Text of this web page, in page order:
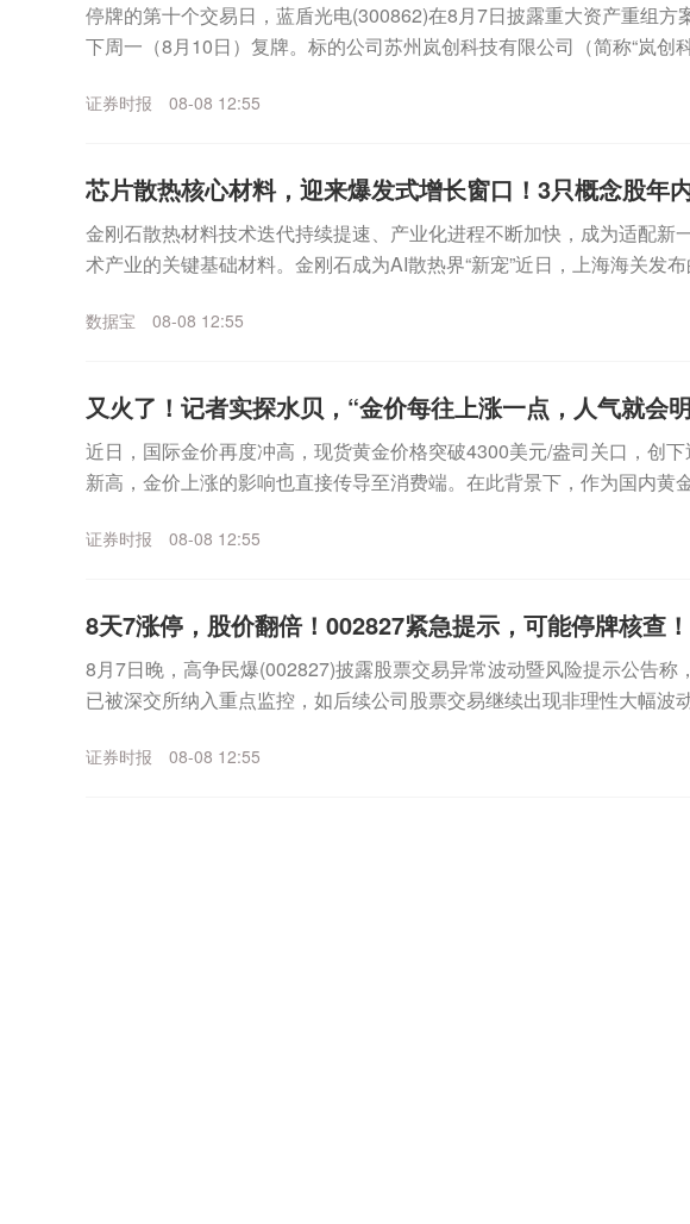
停牌的第十个交易日，蓝盾光电(300862)在8月7日披露重大资产重组方
下周一（8月10日）复牌。标的公司苏州岚创科技有限公司（简称“岚创
证券时报 08-08 12:55
芯片散热核心材料，迎来爆发式增长窗口！3只概念股年
金刚石散热材料技术迭代持续提速、产业化进程不断加快，成为适配新
术产业的关键基础材料。金刚石成为AI散热界“新宠”近日，上海海关发
数据宝 08-08 12:55
又火了！记者实探水贝，“金价每往上涨一点，人气就会
近日，国际金价再度冲高，现货黄金价格突破4300美元/盎司关口，创
新高，金价上涨的影响也直接传导至消费端。在此背景下，作为国内黄
证券时报 08-08 12:55
8天7涨停，股价翻倍！002827紧急提示，可能停牌核查！
8月7日晚，高争民爆(002827)披露股票交易异常波动暨风险提示公告称
已被深交所纳入重点监控，如后续公司股票交易继续出现非理性大幅波
证券时报 08-08 12:55